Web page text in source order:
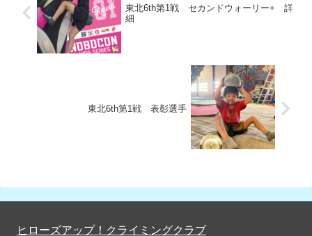
東北6th第1戦 セカンドウォーリー+ 詳
細
東北6th第1戦 表彰選手
ヒローズアップ！クライミングクラブ